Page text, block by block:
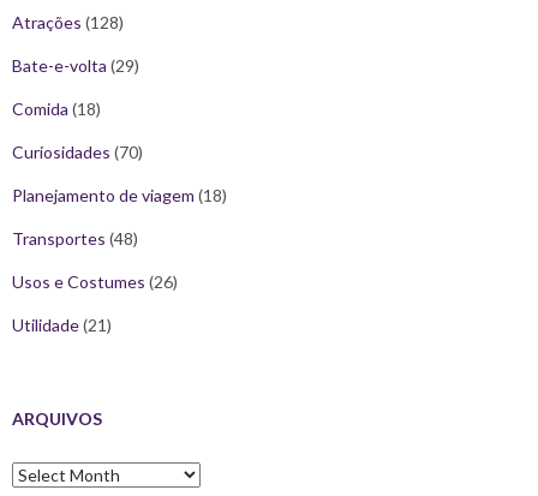
Atrações (128)
Bate-e-volta (29)
Comida (18)
Curiosidades (70)
Planejamento de viagem (18)
Transportes (48)
Usos e Costumes (26)
Utilidade(21)
ARQUIVOS
Arquivos